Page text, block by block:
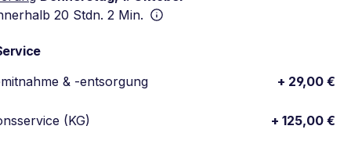
20 Stdn. 2 Min.
& -entsorgung
+ 29,00 €
(KG) + 125,00 €